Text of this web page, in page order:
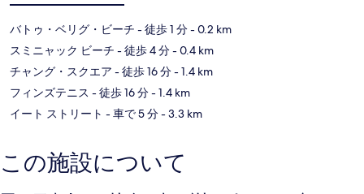
バトゥ・ベリグ・ビーチ - 徒歩 1 分- 0.2 km
スミニャック ビーチ - 徒歩 4 分- 0.4 km
チャング・スクエア - 徒歩 16 分- 1.4 km
フィンズテニス - 徒歩 16 分- 1.4 km
イート ストリート - 車で 5 分- 3.3 km
この施設について